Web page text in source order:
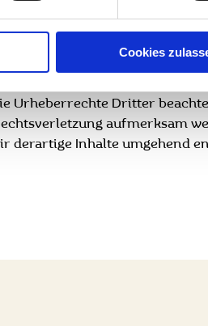
Cookies
dem deutschen
Urheberrechtes bedürfen
für den privaten, nicht
Urheberrechte Dritter
aufmerksam
derartige Inhalte umgehend